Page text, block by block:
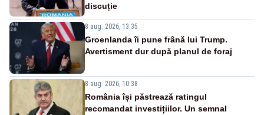
discuție
8 aug. 2026, 13:35
Groenlanda îi pune frână lui Trump.
Avertisment dur după planul de foraj
8 aug. 2026, 10:38
România își păstrează ratingul
recomandat investițiilor. Un semnal